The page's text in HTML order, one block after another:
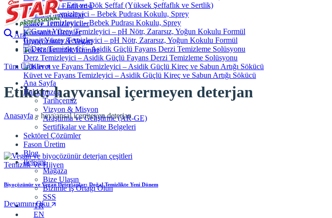
Sabun Bazı – Erit ve Dök Şeffaf (Yüksek Şeffaflık ve Sertlik)
Yüzey Temizleyici – Bebek Pudrası Kokulu, Sprey
Granit Yüzey Temizleyici – pH Nötr, Zararsız, Yoğun Kokulu Formül
Derz Temizleyici – Asidik Güçlü Fayans Derzi Temizleme Solüsyonu
Küvet ve Fayans Temizleyici – Asidik Güçlü Kireç ve Sabun Artığı Sökücü
Gıda ve Süt Endüstrisi
Teknik Kimyasallar
Kahve Temizleyiciler
Konsantre Ürünler
Biyoçözünür & Vegan
Tek Kullanımlık Ürünler
Tüm Ürünler
Ana Sayfa
Hakkımızda
Tarihçemiz
Vizyon & Misyon
Araştırma ve Geliştirme (AR-GE)
Sertifikalar ve Kalite Belgeleri
Sektörel Çözümler
Fason Üretim
Blog
İletişim
Mağaza
Bize Ulaşın
Bizimle İş Ortağı Olun
SSS
TR
EN
Ara
Etiket:hayvansal içermeyen deterjan
Anasayfa » hayvansal içermeyen deterjan
Temizlik Ve Hijyen
Biyoçözünür ve Vegan Deterjanlar: Doğal Temizlikte Yeni Dönem
Devamını Oku